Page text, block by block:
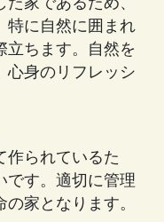
特に自然に囲まれ
立ちます。自然を
心身のリフレッシ
作られているた
です。適切に管理
家となります。